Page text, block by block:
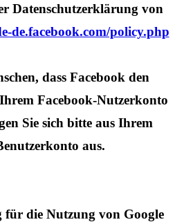
Datenschutzerklärung von
de.facebook.com/policy.php
dass Facebook den
Facebook-Nutzerkonto
Sie sich bitte aus Ihrem
aus.
für die Nutzung von Google